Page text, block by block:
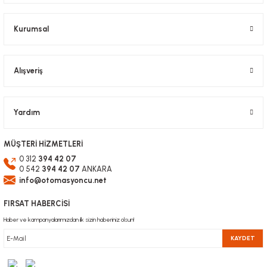
Kurumsal
Alışveriş
Yardım
MÜŞTERİ HİZMETLERİ
0 312 394 42 07
0 542 394 42 07 ANKARA
info@otomasyoncu.net
FIRSAT HABERCİSİ
Haber ve kampanyalarımızdan ilk sizin haberiniz olsun!
KAYDET